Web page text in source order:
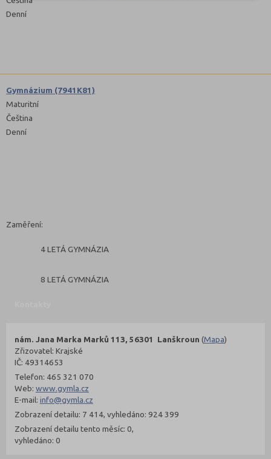
Denní
Gymnázium (7941K81)
Maturitní
Čeština
Denní
Zaměření:
4 LETÁ GYMNÁZIA
8 LETÁ GYMNÁZIA
nám. Jana Marka Marků 113, 56301 Lanškroun (Mapa)
Zřizovatel: Krajské
IČ: 49314653
Telefon: 465 321 070
Web: www.gymla.cz
E-mail: info@gymla.cz
Zobrazení detailu: 7 414, vyhledáno: 924 399
Zobrazení detailu tento měsíc: 0,
vyhledáno: 0